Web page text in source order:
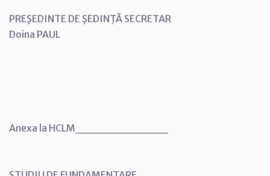
PREŞEDINTE DE ŞEDINŢĂ SECRETAR
Doina PAUL
Anexa la HCLM___________